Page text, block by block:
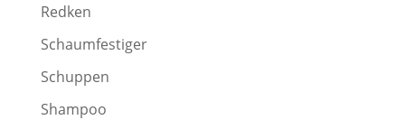
Redken
Schaumfestiger
Schuppen
Shampoo